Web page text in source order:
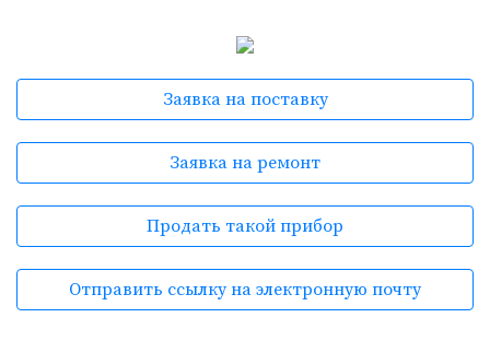
Заявка на поставку
Заявка на ремонт
Продать такой прибор
Отправить ссылку на электронную почту